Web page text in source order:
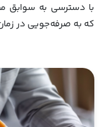
با دسترسی به سوابق
که به صرفه‌جویی در